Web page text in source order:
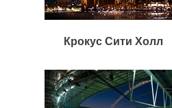
Крокус Сити Холл